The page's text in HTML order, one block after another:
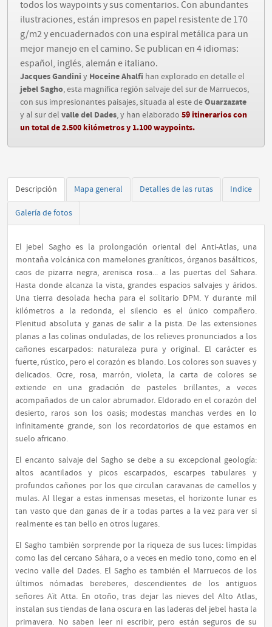
todos los waypoints y sus comentarios. Con abundantes
ilustraciones, están impresos en papel resistente de 170
g/m2 y encuadernados con una espiral metálica para un
mejor manejo en el camino. Se publican en 4 idiomas:
español, inglés, alemán e italiano.
Jacques Gandini y Hoceine Ahalfi han explorado en detalle el
jebel Sagho, esta magnífica región salvaje del sur de Marruecos,
con sus impresionantes paisajes, situada al este deOuarzazate
y al sur del valle del Dades, y han elaborado 59 itinerarios con
un total de 2.500 kilómetros y 1.100 waypoints.
Descripción Mapa general Detalles de las rutas Indice
Galería de fotos
El jebel Sagho es la prolongación oriental del Anti-Atlas, una
montaña volcánica con mamelones graníticos, órganos basálticos,
caos de pizarra negra, arenisca rosa... a las puertas del Sahara.
Hasta donde alcanza la vista, grandes espacios salvajes y áridos.
Una tierra desolada hecha para el solitario DPM. Y durante mil
kilómetros a la redonda, el silencio es el único compañero.
Plenitud absoluta y ganas de salir a la pista. De las extensiones
planas a las colinas onduladas, de los relieves pronunciados a los
cañones escarpados: naturaleza pura y original. El carácter es
fuerte, rústico, pero el corazón es blando. Los colores son suaves y
delicados. Ocre, rosa, marrón, violeta, la carta de colores se
extiende en una gradación de pasteles brillantes, a veces
acompañados de un calor abrumador. Eldorado en el corazón del
desierto, raros son los oasis; modestas manchas verdes en lo
infinitamente grande, son los recordatorios de que estamos en
suelo africano.
El encanto salvaje del Sagho se debe a su excepcional geología:
altos acantilados y picos escarpados, escarpes tabulares y
profundos cañones por los que circulan caravanas de camellos y
mulas. Al llegar a estas inmensas mesetas, el horizonte lunar es
tan vasto que dan ganas de ir a todas partes a la vez para ver si
realmente es tan bello en otros lugares.
El Sagho también sorprende por la riqueza de sus luces: límpidas
como las del cercano Sáhara, o a veces en medio tono, como en el
vecino valle del Dades. El Sagho es también el Marruecos de los
últimos nómadas bereberes, descendientes de los antiguos
señores Aït Atta. En otoño, tras dejar las nieves del Alto Atlas,
instalan sus tiendas de lana oscura en las laderas del jebel hasta la
primavera. No saben leer ni escribir, pero están seguros de su